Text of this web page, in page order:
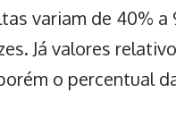
variam de 40% a
Já valores
o percentual